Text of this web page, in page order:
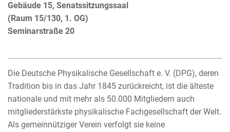
Gebäude 15, Senatssitzungssaal
(Raum 15/130, 1. OG)
Seminarstraße 20
Die Deutsche Physikalische Gesellschaft e. V. (DPG), deren
Tradition bis in das Jahr 1845 zurückreicht, ist die älteste
nationale und mit mehr als 50.000 Mitgliedern auch
mitgliederstärkste physikalische Fachgesellschaft der Welt.
Als gemeinnütziger Verein verfolgt sie keine